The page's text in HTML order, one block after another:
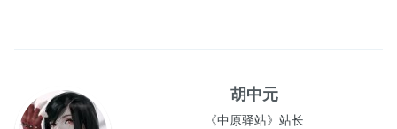
胡中元
《中原驿站》站长